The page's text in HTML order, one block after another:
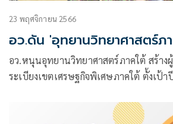
23 พฤศจิกายน 2566
อว.ดัน 'อุทยานวิทยาศาสตร์ภ
อว.หนุนอุทยานวิทยาศาสตร์ภาคใต้ สร้าง
ระเบียงเขตเศรษฐกิจพิเศษภาคใต้ ตั้งเป้